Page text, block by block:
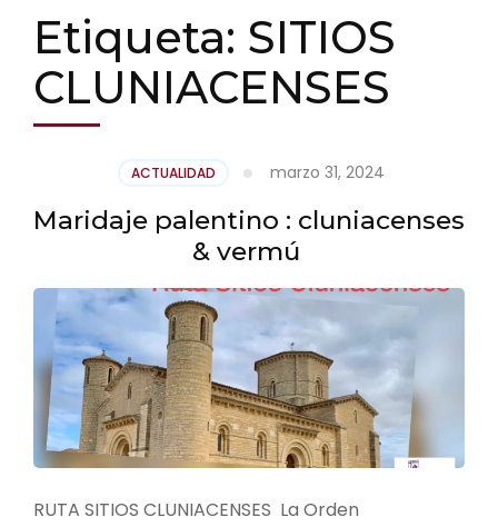
Etiqueta: SITIOS
CLUNIACENSES
ACTUALIDAD marzo 31, 2024
Maridaje palentino : cluniacenses
& vermú
RUTA SITIOS CLUNIACENSES La Orden